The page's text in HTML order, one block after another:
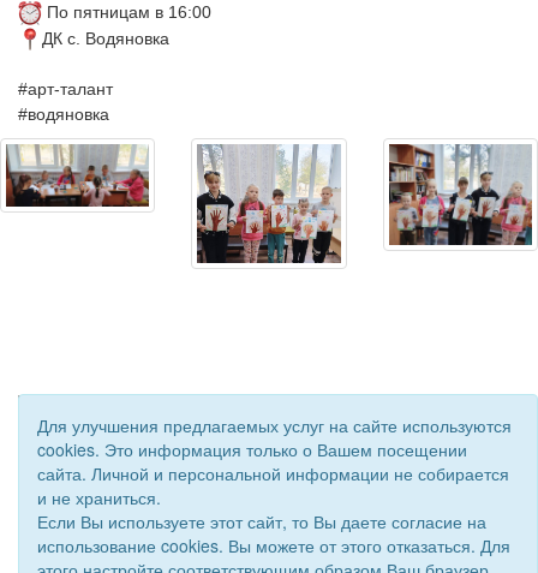
По пятницам в 16:00
ДК с. Водяновка
#арт-талант
#водяновка
© 2018 - 2026 Подворье . Все права защищены.
Сайт создан при поддержке «Информационная сеть RD
Для улучшения предлагаемых услуг на сайте используются
cookies. Это информация только о Вашем посещении
сайта. Личной и персональной информации не собирается
и не храниться.
Если Вы используете этот сайт, то Вы даете согласие на
использование cookies. Вы можете от этого отказаться. Для